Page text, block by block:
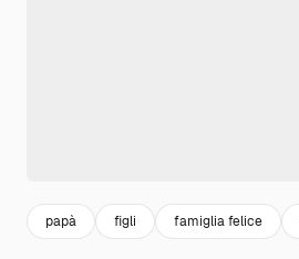
papà figli famiglia felice